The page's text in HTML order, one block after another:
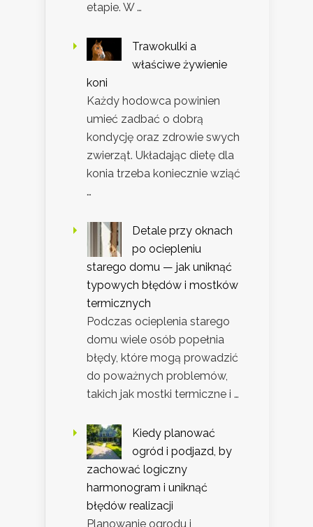
etapie. W …
Trawokulki a
właściwe żywienie
koni
Każdy hodowca powinien
umieć zadbać o dobrą
kondycję oraz zdrowie swych
zwierząt. Układając dietę dla
konia trzeba koniecznie wziąć
…
Detale przy oknach
po ociepleniu
starego domu — jak uniknąć
typowych błędów i mostków
termicznych
Podczas ocieplenia starego
domu wiele osób popełnia
błędy, które mogą prowadzić
do poważnych problemów,
takich jak mostki termiczne i …
Kiedy planować
ogród i podjazd, by
zachować logiczny
harmonogram i uniknąć
błędów realizacji
Planowanie ogrodu i